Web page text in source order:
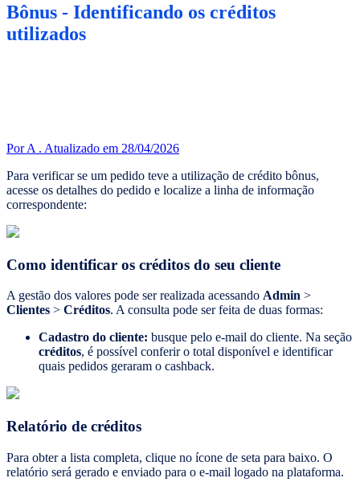
Bônus - Identificando os créditos
utilizados
Por A . Atualizado em 28/04/2026
Para verificar se um pedido teve a utilização de crédito bônus,
acesse os detalhes do pedido e localize a linha de informação
correspondente:
Como identificar os créditos do seu cliente
A gestão dos valores pode ser realizada acessando Admin >
Clientes > Créditos. A consulta pode ser feita de duas formas:
Cadastro do cliente: busque pelo e-mail do cliente. Na seção
créditos, é possível conferir o total disponível e identificar
quais pedidos geraram o cashback.
Relatório de créditos
Para obter a lista completa, clique no ícone de seta para baixo. O
relatório será gerado e enviado para o e-mail logado na plataforma.